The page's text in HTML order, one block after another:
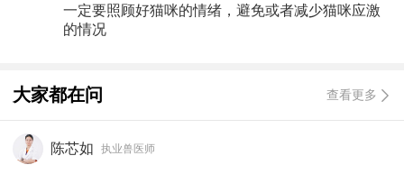
一定要照顾好猫咪的情绪，避免或者减少猫咪应激
的情况
大家都在问 查看更多
陈芯如 执业兽医师